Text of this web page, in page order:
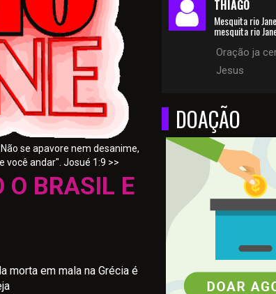
se apavore nem desanime,
você andar". Josué 1:9 >>
E O MUNDO
morta em mala na Grécia é
THIAGO
Mesquita rio
mesquita rio
Oração ja
Jesus
DOAÇÃO